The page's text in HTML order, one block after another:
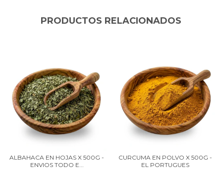
PRODUCTOS RELACIONADOS
ALBAHACA EN HOJAS X 500G -
ENVIOS TODO E...
CURCUMA EN POLVO X 500G -
EL PORTUGUES